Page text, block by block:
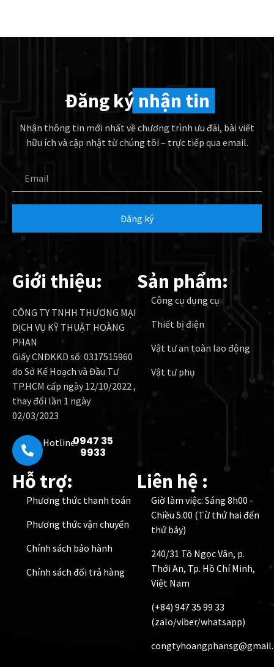
Đăng ký nhận tin
Nhận thông tin mới nhất về chương trình ưu đãi, bài viết
hữu ích và cập nhật từ chúng tôi – trực tiếp qua email.
Đăng ký
Giới thiệu:
CÔNG TY TNHH THƯƠNG MẠI
DỊCH VỤ KỸ THUẬT HOÀNG
PHAN
Giấy CNĐKKD số: 0317515960
do Sở Kế Hoạch và Đầu Tư
TP.HCM cấp ngày 12/10/2022 ,
thay đổi lần 1 ngày
02/03/2023
Hotline:0947 35
9933
Sản phẩm:
Công cụ dụng cụ
Thiết bị điện
Vật tư an toàn lao động
Vật tư phụ
Hỗ trợ:
Phương thức thanh toán
Phương thức vận chuyển
Chính sách bảo hành
Chính sách đổi trả hàng
Liên hệ :
Giờ làm việc: Sáng 8h00 -
Chiều 5.00 (Từ thứ hai đến
thứ bảy)
240/31 Tô Ngọc Vân, p.
Thới An, Tp. Hồ Chí Minh,
Việt Nam
(+84) 947 35 99 33
(zalo/viber/whatsapp)